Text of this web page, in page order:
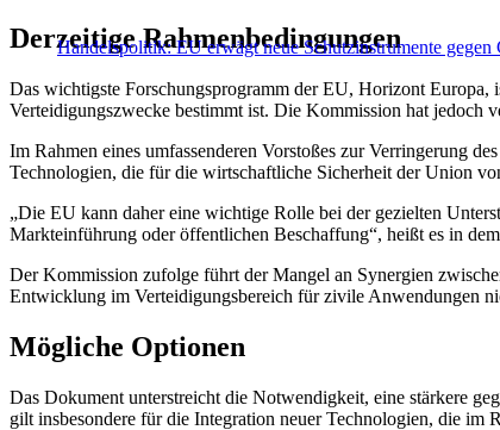
Handelspolitik: EU erwägt neue Schutzinstrumente gegen
Derzeitige Rahmenbedingungen
Das wichtigste Forschungsprogramm der EU, Horizont
Verteidigungszwecke bestimmt ist. Die Kommission hat jedoch
Im Rahmen eines umfassenderen Vorstoßes zur Verringerung
Technologien, die für die wirtschaftliche Sicherheit der Union
„Die EU kann daher eine wichtige Rolle bei der gezielten
Markteinführung oder öffentlichen Beschaffung“, heißt es in
Der Kommission zufolge führt der Mangel an Synergien
Entwicklung im Verteidigungsbereich für zivile Anwendungen
Mögliche Optionen
Das Dokument unterstreicht die Notwendigkeit, eine stärkere
gilt insbesondere für die Integration neuer Technologien, die